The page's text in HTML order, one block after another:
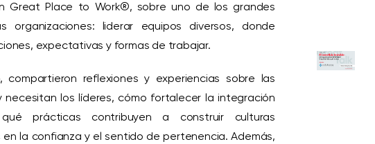
Great Place to Work®, sobre uno de los grandes
organizaciones: liderar equipos diversos, donde
expectativas y formas de trabajar.
reflexiones y experiencias sobre las
necesitan los líderes, cómo fortalecer la integración
prácticas contribuyen a construir culturas
la confianza y el sentido de pertenencia. Además,